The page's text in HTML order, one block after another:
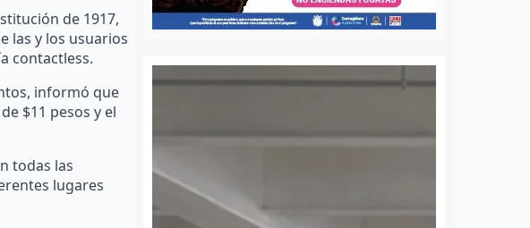
de 1917,
las y los usuarios
contactless.
informó que
$11 pesos y el
todas las
lugares